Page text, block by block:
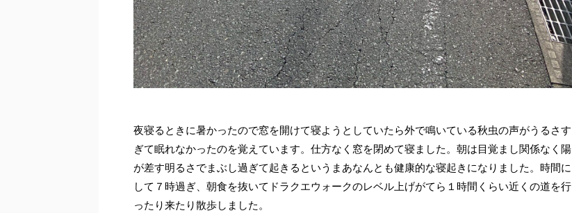
夜寝るときに暑かったので窓を開けて寝ようとしていたら外で鳴いている秋虫の声がうるさす
ぎて眠れなかったのを覚えています。仕方なく窓を閉めて寝ました。朝は目覚まし関係なく陽
が差す明るさでまぶし過ぎて起きるというまあなんとも健康的な寝起きになりました。時間に
して７時過ぎ、朝食を抜いてドラクエウォークのレベル上げがてら１時間くらい近くの道を行
ったり来たり散歩しました。